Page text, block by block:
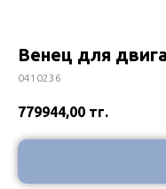
Венец для
0410236
779944,00 тг.